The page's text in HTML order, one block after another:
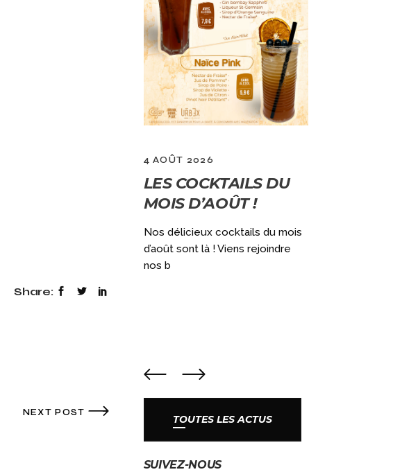
Share:
NEXT POST
4 AOÛT 2026
LES COCKTAILS DU
MOIS D’AOÛT !
Nos délicieux cocktails du mois
d’août sont là ! Viens rejoindre
nos b
TOUTES LES ACTUS
SUIVEZ-NOUS